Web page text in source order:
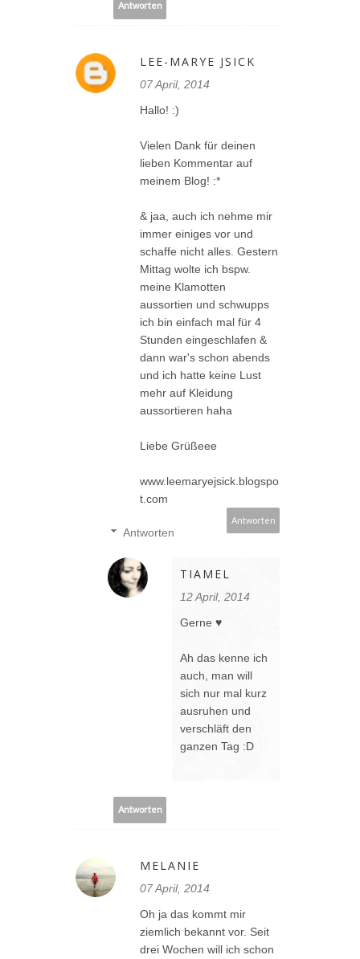
Antworten
LEE-MARYE JSICK
07 April, 2014
Hallo! :)
Vielen Dank für deinen
lieben Kommentar auf
meinem Blog! :*
& jaa, auch ich nehme mir
immer einiges vor und
schaffe nicht alles. Gestern
Mittag wolte ich bspw.
meine Klamotten
aussortien und schwupps
ich bin einfach mal für 4
Stunden eingeschlafen &
dann war's schon abends
und ich hatte keine Lust
mehr auf Kleidung
aussortieren haha
Liebe Grüßeee
www.leemaryejsick.blogspo
t.com
Antworten
Antworten
TIAMEL
12 April, 2014
Gerne ♥
Ah das kenne ich
auch, man will
sich nur mal kurz
ausruhen und
verschläft den
ganzen Tag :D
Antworten
MELANIE
07 April, 2014
Oh ja das kommt mir
ziemlich bekannt vor. Seit
drei Wochen will ich schon